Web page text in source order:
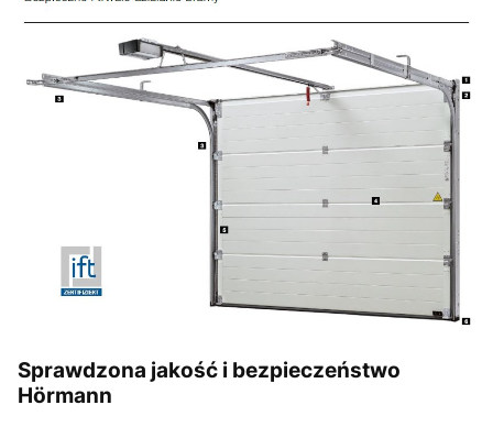
Sprawdzona jakość i bezpieczeństwo
Hörmann